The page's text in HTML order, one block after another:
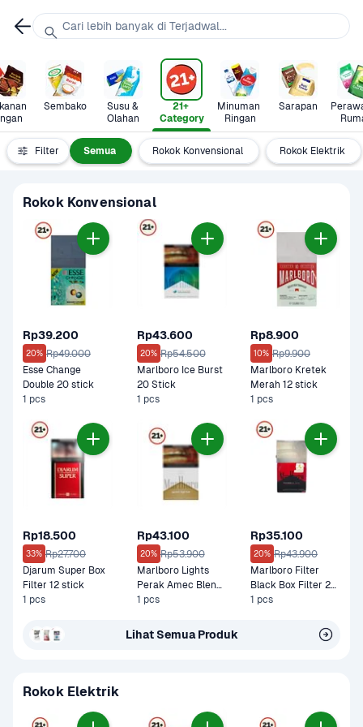
Sembako
Susu &
Olahan
21+
Category
Minuman
Ringan
Sarapan
Filter Semua Rokok Konvensional Rokok Elektrik
Rokok Konvensional
Rp39.200
20% Rp49.000
Esse Change
Double 20 stick
1 pcs
Rp43.600
20% Rp54.500
Marlboro Ice Burst
20 Stick
1 pcs
Rp8.900
10% Rp9.900
Marlboro Kretek
Merah 12 stick
1 pcs
Rp18.500
33% Rp27.700
Djarum Super Box
Filter 12 stick
1 pcs
Rp43.100
20% Rp53.900
Marlboro Lights
Perak Amec Blend
Box Filter 20 Stick
1 pcs
Rp35.100
20% Rp43.900
Marlboro Filter
Black Box Filter 20
stick
1 pcs
Lihat Semua Produk
Rokok Elektrik
Cari lebih banyak di Terjadwal...